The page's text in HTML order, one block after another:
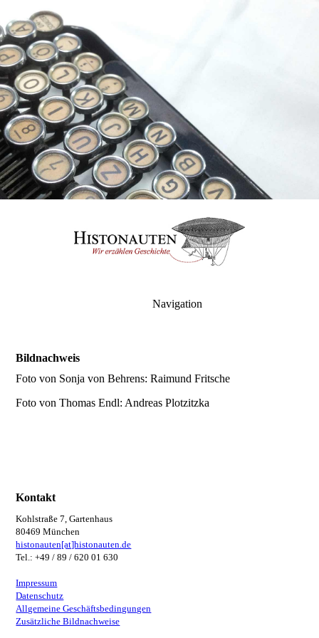
Navigation
Bildnachweis
Foto von Sonja von Behrens: Raimund Fritsche
Foto von Thomas Endl: Andreas Plotzitzka
Kontakt
Kohlstraße 7, Gartenhaus
80469 München
histonauten[at]histonauten.de
Tel.: +49 / 89 / 620 01 630
Impressum
Datenschutz
Allgemeine Geschäftsbedingungen
Zusätzliche Bildnachweise